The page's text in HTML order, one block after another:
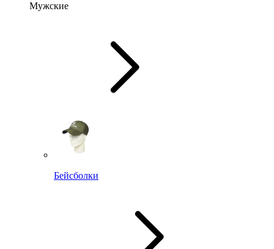
Мужские
Бейсболки